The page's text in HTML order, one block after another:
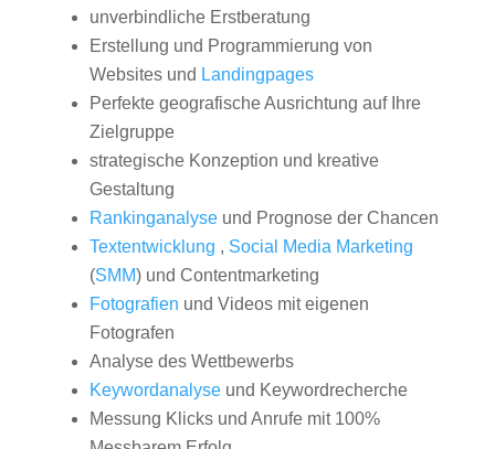
unverbindliche Erstberatung
Erstellung und Programmierung von
Websites und Landingpages
Perfekte geografische Ausrichtung auf Ihre
Zielgruppe
strategische Konzeption und kreative
Gestaltung
Rankinganalyseund Prognose der Chancen
Textentwicklung , Social Media Marketing
(SMM) und Contentmarketing
Fotografien und Videos mit eigenen
Fotografen
Analyse des Wettbewerbs
Keywordanalyseund Keywordrecherche
Messung Klicks und Anrufe mit 100%